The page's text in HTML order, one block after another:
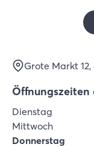
Grote Markt 12,
Öffnungszeiten
Dienstag
Mittwoch
Donnerstag